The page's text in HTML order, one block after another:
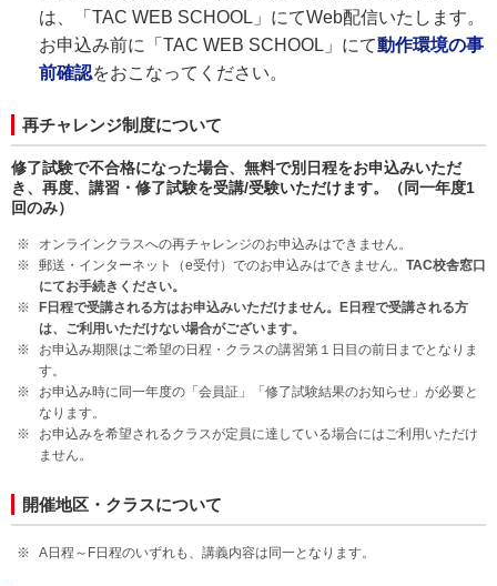
は、「TAC WEB SCHOOL」にてWeb配信いたします。
お申込み前に「TAC WEB SCHOOL」にて動作環境の事
前確認をおこなってください。
再チャレンジ制度について
修了試験で不合格になった場合、無料で別日程をお申込みいただ
き、再度、講習・修了試験を受講/受験いただけます。（同一年度1
回のみ）
オンラインクラスへの再チャレンジのお申込みはできません。
郵送・インターネット（e受付）でのお申込みはできません。 TAC校舎窓口
にてお手続きください。
F日程で受講される方はお申込みいただけません。E日程で受講される方
は、ご利用いただけない場合がございます。
お申込み期限はご希望の日程・クラスの講習第１日目の前日までとなりま
す。
お申込み時に同一年度の「会員証」「修了試験結果のお知らせ」が必要と
なります。
お申込みを希望されるクラスが定員に達している場合にはご利用いただけ
ません。
開催地区・クラスについて
A日程～F日程のいずれも、講義内容は同一となります。